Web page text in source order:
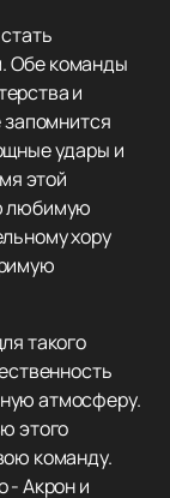
Обе команды
и
запомнится
удары и
этой
любимую
хору
такого
атмосферу.
этого
команду.
- Акрон и